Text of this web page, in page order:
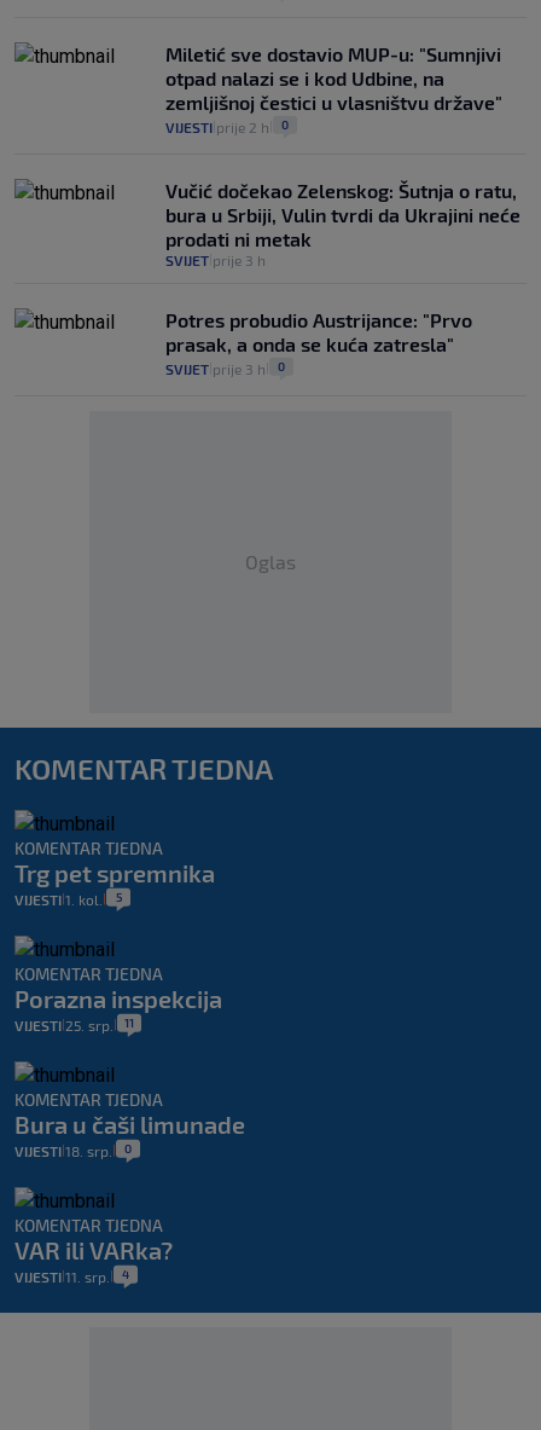
Miletić sve dostavio MUP-u: "Sumnjivi
otpad nalazi se i kod Udbine, na
zemljišnoj čestici u vlasništvu države"
VIJESTI prije 2 h 0
Vučić dočekao Zelenskog: Šutnja o ratu,
bura u Srbiji, Vulin tvrdi da Ukrajini neće
prodati ni metak
SVIJET prije 3 h
Potres probudio Austrijance: "Prvo
prasak, a onda se kuća zatresla"
SVIJET prije 3 h 0
Oglas
KOMENTAR TJEDNA
KOMENTAR TJEDNA
Trg pet spremnika
VIJESTI 1. kol. 5
KOMENTAR TJEDNA
Porazna inspekcija
VIJESTI 25. srp. 11
KOMENTAR TJEDNA
Bura u čaši limunade
VIJESTI 18. srp. 0
KOMENTAR TJEDNA
VAR ili VARka?
VIJESTI 11. srp. 4